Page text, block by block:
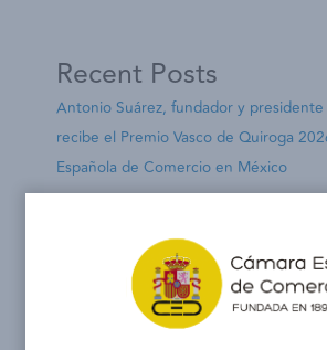
Recent Posts
Antonio Suárez, fundador y
recibe el Premio Vasco de Quiroga
Española de Comercio en México
La Cámara Española de Comercio en
México sigue siendo uno de los
inversión española
Hacia un entorno seguro: La Cámara